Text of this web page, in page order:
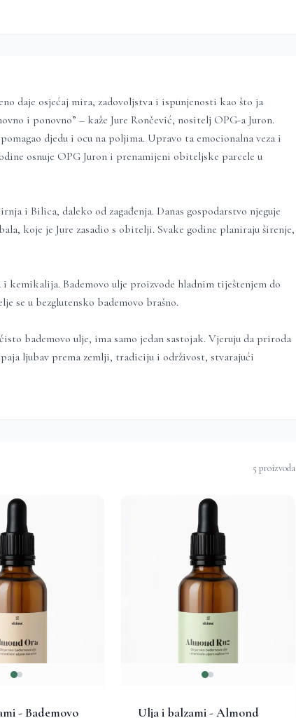
daje osjećaj mira, zadovoljstva i ispunjenosti kao što ja
i ponovno” – kaže Jure Rončević, nositelj OPG-a Juron.
djedu i ocu na poljima. Upravo ta emocionalna veza i
osnuje OPG Juron i prenamijeni obiteljske parcele u
i Bilica, daleko od zagađenja. Danas gospodarstvo njeguje
koje je Jure zasadio s obitelji. Svake godine planiraju širenje,
kemikalija. Bademovo ulje proizvode hladnim tiještenjem do
se u bezglutensko bademovo brašno.
bademovo ulje, ima samo jedan sastojak. Vjeruju da priroda
ljubav prema zemlji, tradiciju i održivost, stvarajući
5 proizvoda
- Bademovo
Ulja i balzami - Almond